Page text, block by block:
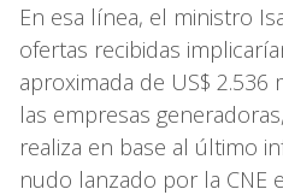
En esa línea, el ministro
ofertas recibidas
aproximada de US$
las empresas
realiza en base al último
nudo lanzado por la CNE